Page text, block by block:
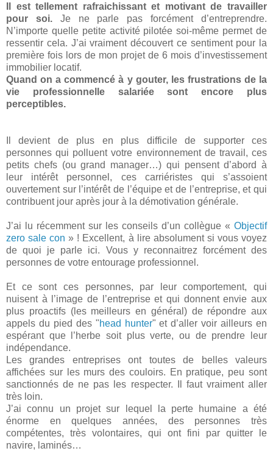
Il est tellement rafraichissant et motivant de travailler
pour soi.Je ne parle pas forcément d’entreprendre.
N’importe quelle petite activité pilotée soi-même permet de
ressentir cela. J’ai vraiment découvert ce sentiment pour la
première fois lors de mon projet de 6 mois d’investissement
immobilier locatif.
Quand on a commencé à y gouter, les frustrations de la
vie professionnelle salariée sont encore plus
perceptibles.
Il devient de plus en plus difficile de supporter ces
personnes qui polluent votre environnement de travail, ces
petits chefs (ou grand manager…) qui pensent d’abord à
leur intérêt personnel, ces carriéristes qui s’assoient
ouvertement sur l’intérêt de l’équipe et de l’entreprise, et qui
contribuent jour après jour à la démotivation générale.
J’ai lu récemment sur les conseils d’un collègue « Objectif
zero sale con » ! Excellent, à lire absolument si vous voyez
de quoi je parle ici. Vous y reconnaitrez forcément des
personnes de votre entourage professionnel.
Et ce sont ces personnes, par leur comportement, qui
nuisent à l’image de l’entreprise et qui donnent envie aux
plus proactifs (les meilleurs en général) de répondre aux
appels du pied des "head hunter" et d’aller voir ailleurs en
espérant que l’herbe soit plus verte, ou de prendre leur
indépendance.
Les grandes entreprises ont toutes de belles valeurs
affichées sur les murs des couloirs. En pratique, peu sont
sanctionnés de ne pas les respecter. Il faut vraiment aller
très loin.
J’ai connu un projet sur lequel la perte humaine a été
énorme en quelques années, des personnes très
compétentes, très volontaires, qui ont fini par quitter le
navire, laminés…